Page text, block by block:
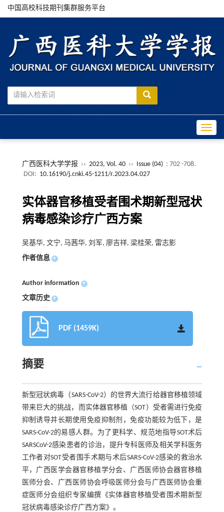
中国高校科技期刊集群服务平台
广西医科大学学报 ›› 2023, Vol. 40 ›› Issue (04) : 702 -708.
DOI: 10.16190/j.cnki.45-1211/r.2023.04.027
实体器官移植受者围术期新型冠状
病毒感染诊疗广西方案
吴基华, 文宁, 马茜华, 刘军, 廖吉祥, 梁桂荣, 雷志影
作者信息 +
Author information +
文章历史 +
PDF (1459K)
摘要
新型冠状病毒（SARS-CoV-2）的世界大流行给器官移植领域
带来巨大的挑战，而实体器官移植（SOT）受者需进行免疫
抑制诱导并长期使用免疫抑制剂，免疫功能较为低下，是
SARS-CoV-2的易感人群。为了更科学、规范地指导SOT术后
SARSCoV-2感染患者的诊治，提升专科医师及相关学科医务
工作者对SOT受者围手术期与术后SARS-CoV-2感染的救治水
平，广西医学会器官移植学分会、广西医师协会器官移植
医师分会、广西医师协会呼吸医师分会与广西医师协会重
症医师分会组织专家编撰《实体器官移植受者围术期新型
冠状病毒感染诊疗广西方案》。